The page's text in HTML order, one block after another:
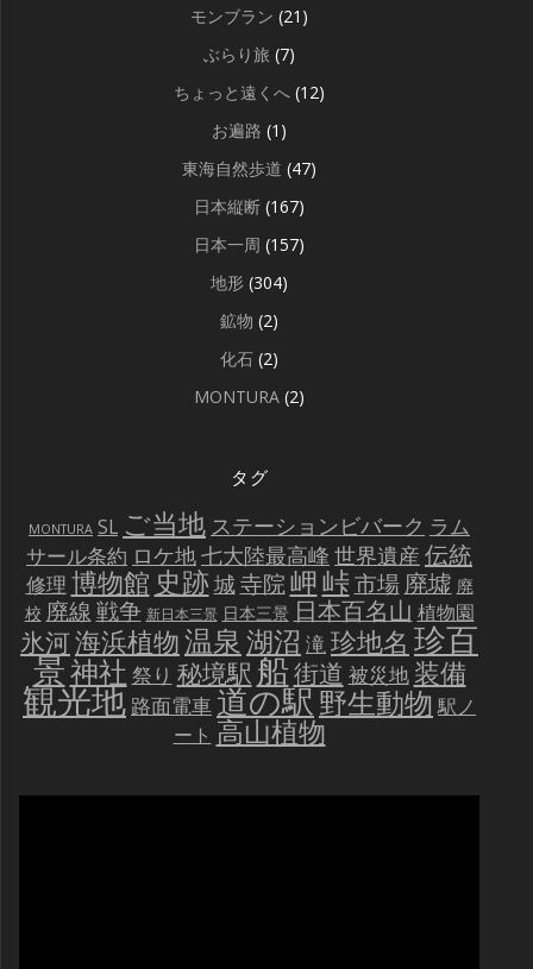
モンブラン (21)
ぶらり旅 (7)
ちょっと遠くへ (12)
お遍路 (1)
東海自然歩道 (47)
日本縦断 (167)
日本一周 (157)
地形 (304)
鉱物 (2)
化石 (2)
MONTURA (2)
タグ
MONTURA SL ご当地 ステーションビバーク ラム
サール条約 ロケ地七大陸最高峰 世界遺産 伝統
修理 博物館 史跡城寺院岬峠市場 廃墟 廃
校 廃線戦争 新日本三景 日本三景 日本百名山 植物園
氷河海浜植物温泉湖沼 滝珍地名 珍百
景神社 祭り 秘境駅船街道 被災地 装備
観光地 路面電車道の駅野生動物 駅ノ
ート 高山植物